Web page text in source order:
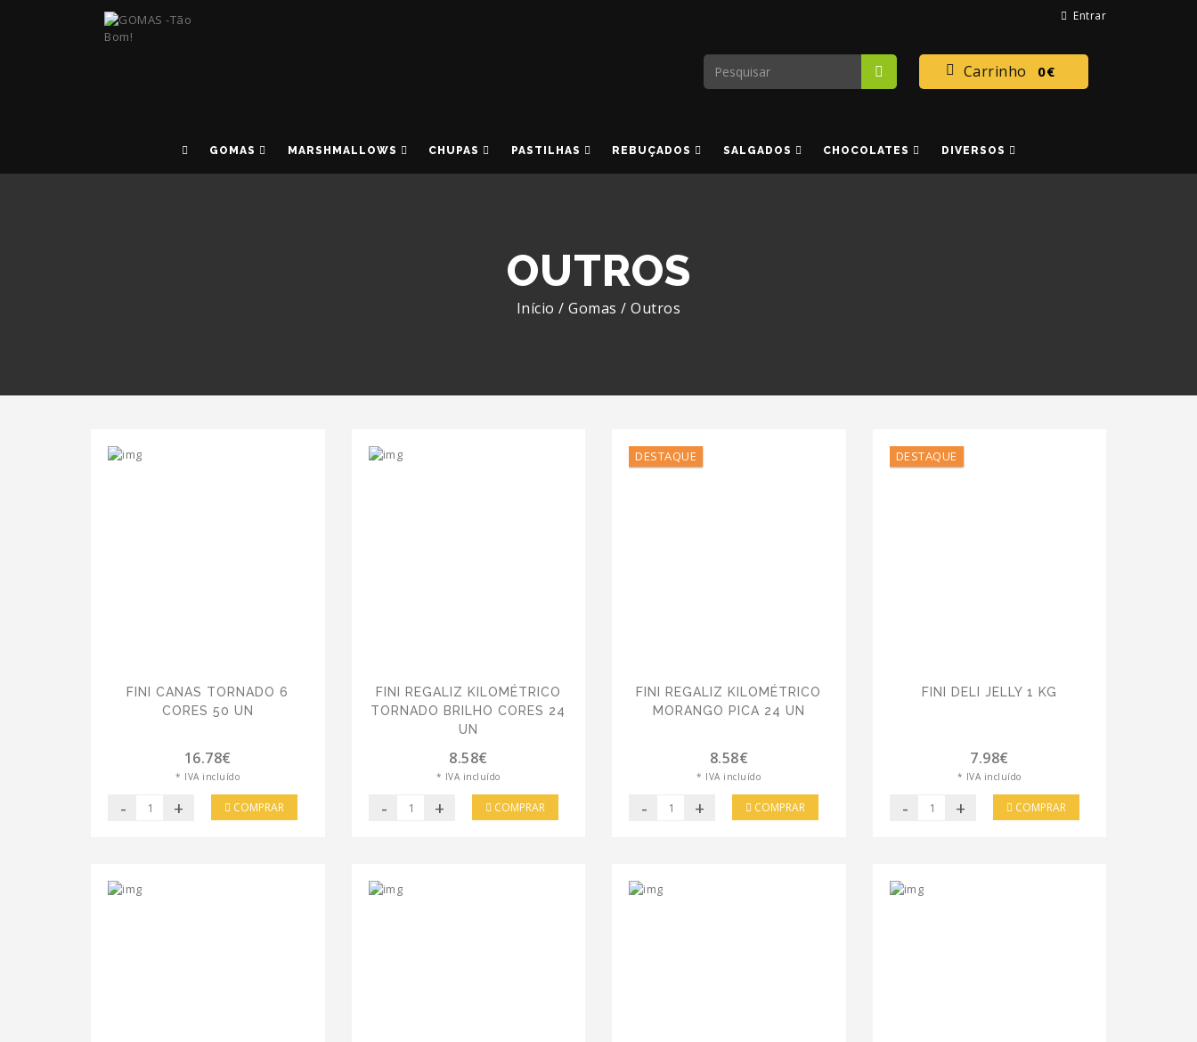
Entrar
Carrinho 0€
GOMAS MARSHMALLOWS CHUPAS PASTILHAS REBUÇADOS SALGADOS CHOCOLATES DIVERSOS
OUTROS
Início / Gomas / Outros
FINI CANAS TORNADO 6
CORES 50 UN
16.78€
* IVA incluído
- + COMPRAR
FINI REGALIZ KILOMÉTRICO
TORNADO BRILHO CORES 24
UN
8.58€
* IVA incluído
- + COMPRAR
DESTAQUE
FINI REGALIZ KILOMÉTRICO
MORANGO PICA 24 UN
8.58€
* IVA incluído
- + COMPRAR
DESTAQUE
FINI DELI JELLY 1 KG
7.98€
* IVA incluído
- + COMPRAR